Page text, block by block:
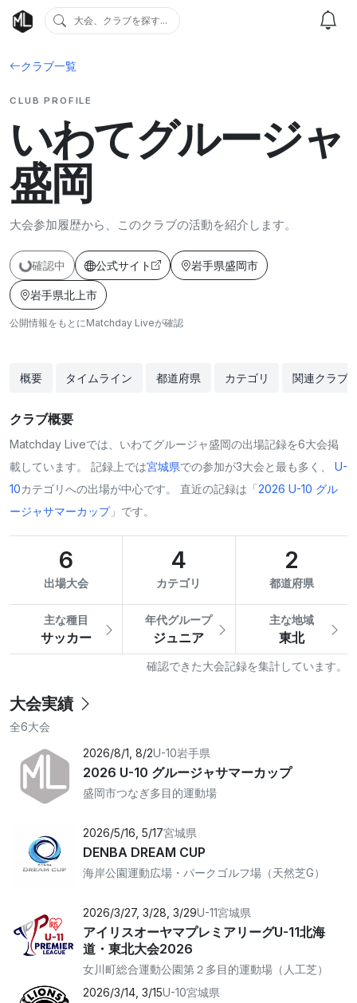
大会、クラブを探す...
クラブ一覧
CLUB PROFILE
いわてグルージャ
盛岡
大会参加履歴から、このクラブの活動を紹介します。
確認中 公式サイト 岩手県盛岡市
岩手県北上市
公開情報をもとにMatchday Liveが確認
概要 タイムライン 都道府県 カテゴリ 関連クラブ
クラブ概要
Matchday Liveでは、いわてグルージャ盛岡の出場記録を6大会掲
載しています。 記録上では宮城県での参加が3大会と最も多く、 U-
10カテゴリへの出場が中心です。 直近の記録は「2026 U-10 グル
ージャサマーカップ」です。
6
出場大会
4
カテゴリ
2
都道府県
主な種目
サッカー
年代グループ
ジュニア
主な地域
東北
確認できた大会記録を集計しています。
大会実績
全6大会
2026/8/1, 8/2U-10岩手県
2026 U-10 グルージャサマーカップ
盛岡市つなぎ多目的運動場
2026/5/16, 5/17宮城県
DENBA DREAM CUP
海岸公園運動広場・パークゴルフ場（天然芝G）
2026/3/27, 3/28, 3/29U-11宮城県
アイリスオーヤマプレミアリーグU-11北海
道・東北大会2026
⼥川町総合運動公園第２多⽬的運動場（⼈⼯芝）
2026/3/14, 3/15U-10宮城県